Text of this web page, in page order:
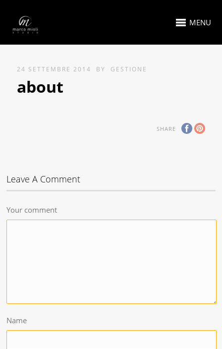
MENU
24 SETTEMBRE 2014 BY GESTIONE
about
SHARE
Leave A Comment
Your comment
Name